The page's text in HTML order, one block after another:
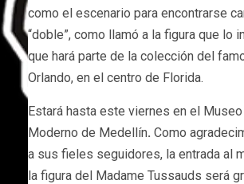
como el escenario para encontrarse
“doble”, como llamó a la figura que lo
que hará parte de la colección del
Orlando, en el centro de Florida.
Estará hasta este viernes en el
Moderno de Medellín. Como
a sus fieles seguidores, la entrada al
la figura del Madame Tussauds será